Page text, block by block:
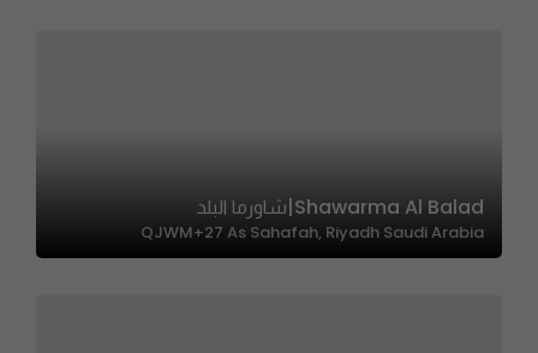
Shawarma Al Balad|شاورما البلد
QJWM+27 As Sahafah, Riyadh Saudi Arabia